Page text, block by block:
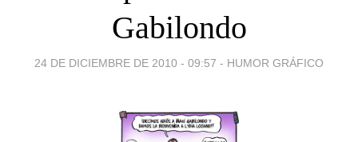
Gabilondo
24 DE DICIEMBRE DE 2010 - 09:57 - HUMOR GRÁFICO